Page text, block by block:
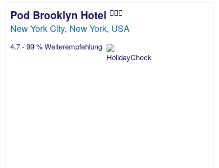
Pod Brooklyn Hotel
New York City, New York, USA
4.7 - 99 % Weiterempfehlung